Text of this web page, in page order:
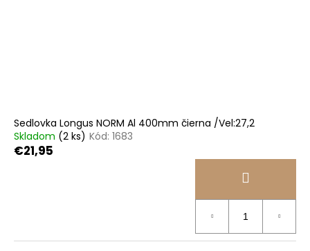
Sedlovka Longus NORM Al 400mm čierna /Vel:27,2
Skladom (2 ks) Kód: 1683
€21,95